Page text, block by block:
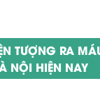
TƯỢNG RA
NỘI HIỆN NAY